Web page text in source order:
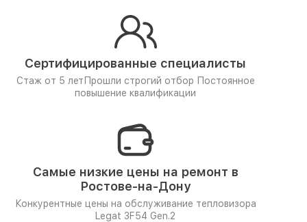
Сертифицированные специалисты
Стаж от 5 лет Прошли строгий отбор Постоянное
повышение квалификации
Самые низкие цены на ремонт в
Ростове-на-Дону
Конкурентные цены на обслуживание тепловизора
Legat 3F54 Gen.2